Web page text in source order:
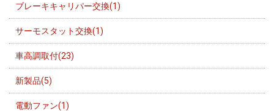
ブレーキキャリパー交換(1)
サーモスタット交換(1)
車高調取付(23)
新製品(5)
電動ファン(1)